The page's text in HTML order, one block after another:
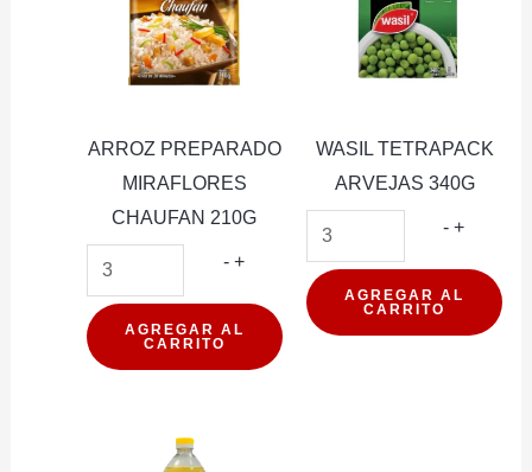
ARROZ PREPARADO
MIRAFLORES
CHAUFAN 210G
- ARROZ
PREPARADO
MIRAFLORES
CHAUFAN
+
AGREGAR AL
CARRITO
WASIL TETRAPACK
ARVEJAS 340G
- WASIL
340G
+
AGREGAR AL
CARRITO